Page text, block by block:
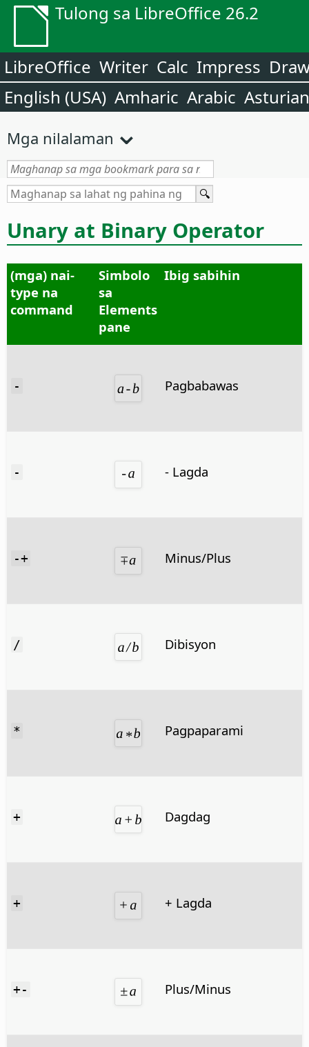
Tulong sa LibreOffice 26.2
LibreOffice Writer Calc Impress
English (USA) Amharic Arabic Asturian
Mga nilalaman
Unary at Binary Operator
(mga) nai-
type na
command
Simbolo
sa
Elements
pane
Ibig sabihin
- Pagbabawas
- - Lagda
-+ Minus/Plus
/ Dibisyon
* Pagpaparami
+ Dagdag
+ + Lagda
+- Plus/Minus